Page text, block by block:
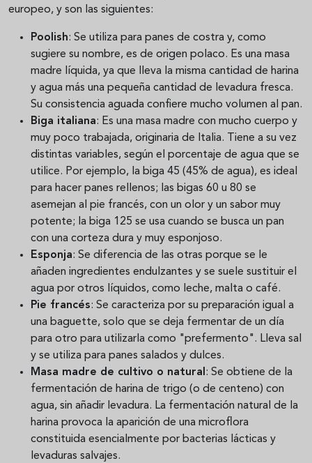
europeo, y son las siguientes:
Poolish: Se utiliza para panes de costra y, como
sugiere su nombre, es de origen polaco. Es una masa
madre líquida, ya que lleva la misma cantidad de harina
y agua más una pequeña cantidad de levadura fresca.
Su consistencia aguada confiere mucho volumen al pan.
Biga italiana: Es una masa madre con mucho cuerpo y
muy poco trabajada, originaria de Italia. Tiene a su vez
distintas variables, según el porcentaje de agua que se
utilice. Por ejemplo, la biga 45 (45% de agua), es ideal
para hacer panes rellenos; las bigas 60 u 80 se
asemejan al pie francés, con un olor y un sabor muy
potente; la biga 125 se usa cuando se busca un pan
con una corteza dura y muy esponjoso.
Esponja: Se diferencia de las otras porque se le
añaden ingredientes endulzantes y se suele sustituir el
agua por otros líquidos, como leche, malta o café.
Pie francés: Se caracteriza por su preparación igual a
una baguette, solo que se deja fermentar de un día
para otro para utilizarla como "prefermento". Lleva sal
y se utiliza para panes salados y dulces.
Masa madre de cultivo o natural : Se obtiene de la
fermentación de harina de trigo (o de centeno) con
agua, sin añadir levadura. La fermentación natural de la
harina provoca la aparición de una microflora
constituida esencialmente por bacterias lácticas y
levaduras salvajes.